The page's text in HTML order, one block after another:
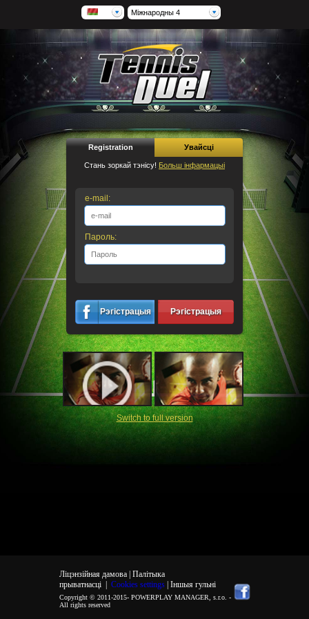
Міжнародны 4
Registration Увайсці
Стань зоркай тэнісу! Больш інфармацыі
e-mail:
Пароль:
Рэгістрацыя Рэгістрацыя
Switch to full version
Ліцэнзійная дамова | Палітыка
прыватнасці| Cookies settings | Іншыя гульні
Copyright © 2011-2015- POWERPLAY MANAGER, s.r.o. -
All rights reserved